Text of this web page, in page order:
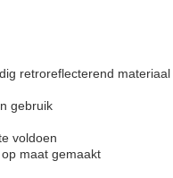
retroreflecterend
gebruik
voldoen
maat gemaakt